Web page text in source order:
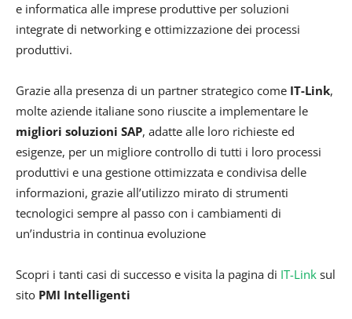
e informatica alle imprese produttive per soluzioni
integrate di networking e ottimizzazione dei processi
produttivi.
Grazie alla presenza di un partner strategico come IT-Link,
molte aziende italiane sono riuscite a implementare le
migliori soluzioni SAP, adatte alle loro richieste ed
esigenze, per un migliore controllo di tutti i loro processi
produttivi e una gestione ottimizzata e condivisa delle
informazioni, grazie all’utilizzo mirato di strumenti
tecnologici sempre al passo con i cambiamenti di
un’industria in continua evoluzione
Scopri i tanti casi di successo e visita la pagina di IT-Link sul
sito PMI Intelligenti